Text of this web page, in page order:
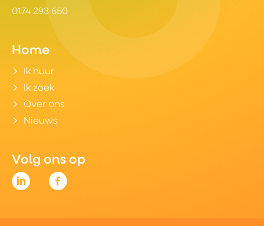
0174 293 650
Home
Ik huur
Ik zoek
Over ons
Nieuws
Volg ons op